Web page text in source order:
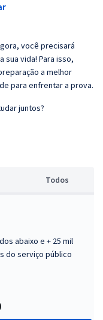
você precisará
sua vida! Para isso,
a melhor
para enfrentar a prova.
juntos?
Todos
abaixo e + 25 mil
do serviço público